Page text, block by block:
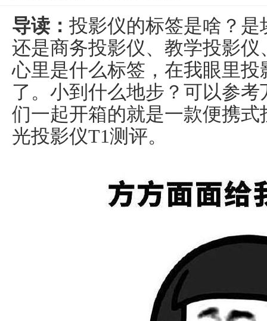
导读： 投影仪的标签是啥？
还是商务投影仪、教学投影
心里是什么标签，在我眼里
了。小到什么地步？可以参
们一起开箱的就是一款便携
光投影仪T1测评。